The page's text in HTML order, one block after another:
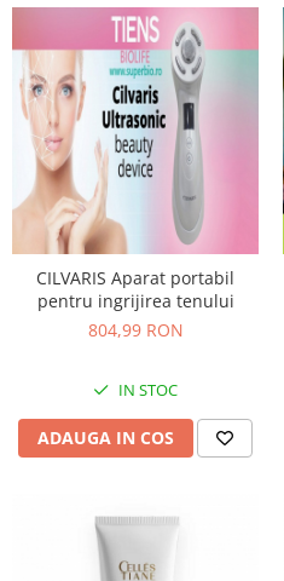
CILVARIS Aparat portabil
pentru ingrijirea tenului
804,99 RON
IN STOC
ADAUGA IN COS